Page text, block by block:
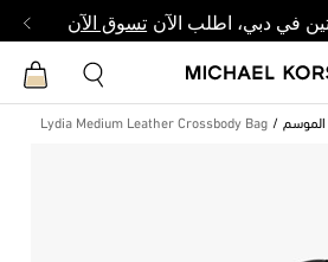
في دبي، اطلب الآن تسوق الآن
الموسم Lydia Medium Leather Crossbody Bag